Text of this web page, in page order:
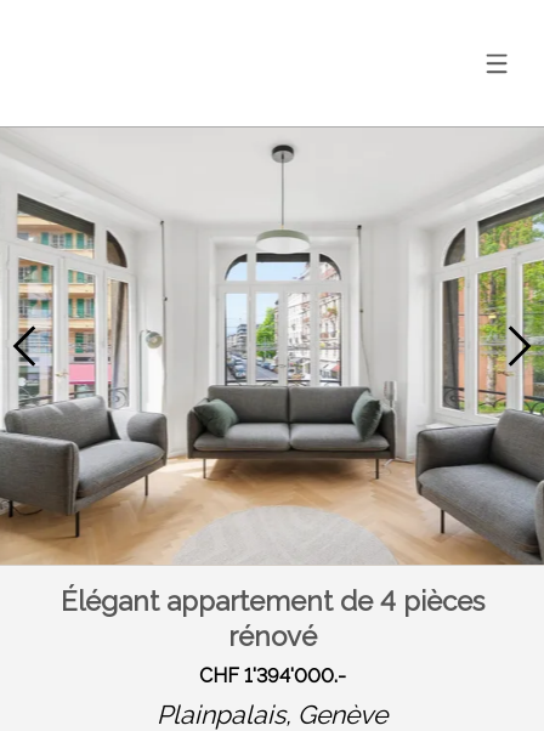
Élégant appartement de 4 pièces
rénové
CHF 1'394'000.-
Plainpalais, Genève